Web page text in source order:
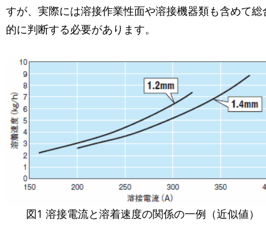
すが、実際には溶接作業性面や溶接機器類も含めて総
的に判断する必要があります。
図1 溶接電流と溶着速度の関係の一例（近似値）